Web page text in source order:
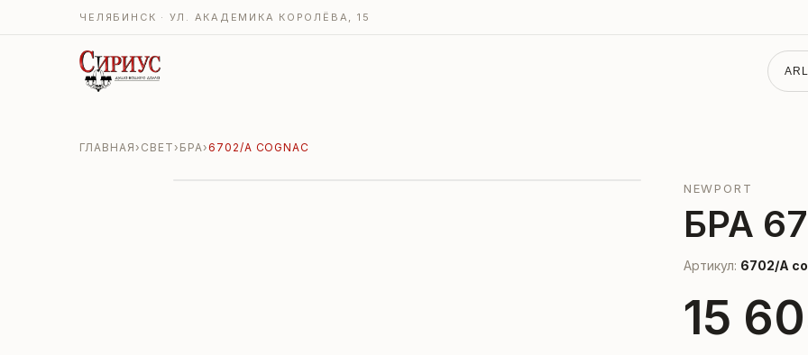
ЧЕЛЯБИНСК · УЛ. АКАДЕМИКА КОРОЛЁВА, 15
ГЛАВНАЯ› СВЕТ› БРА›6702/А COGNAC
NEWPORT
БРА
Артикул: 6702/А
15